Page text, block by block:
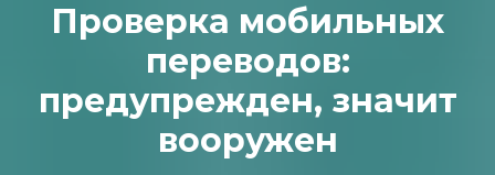
Проверка мобильных
переводов:
предупрежден, значит
вооружен